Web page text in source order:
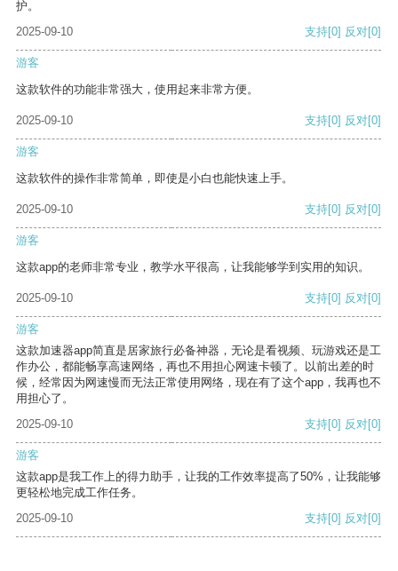
护。
2025-09-10
支持[0] 反对[0]
游客
这款软件的功能非常强大，使用起来非常方便。
2025-09-10 支持[0] 反对[0]
游客
这款软件的操作非常简单，即使是小白也能快速上手。
2025-09-10 支持[0] 反对[0]
游客
这款app的老师非常专业，教学水平很高，让我能够学到实用的知识。
2025-09-10 支持[0] 反对[0]
游客
这款加速器app简直是居家旅行必备神器，无论是看视频、玩游戏还是工
作办公，都能畅享高速网络，再也不用担心网速卡顿了。以前出差的时
候，经常因为网速慢而无法正常使用网络，现在有了这个app，我再也不
用担心了。
2025-09-10
支持[0] 反对[0]
游客
这款app是我工作上的得力助手，让我的工作效率提高了50%，让我能够
更轻松地完成工作任务。
2025-09-10
支持[0] 反对[0]